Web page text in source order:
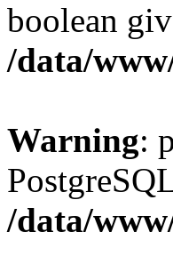
boolean
/data/
Warning:
/data/